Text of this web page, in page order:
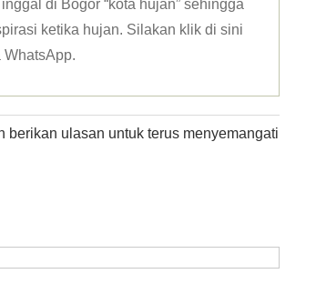
di Bogor “kota hujan” sehingga
ketika hujan. Silakan klik di sini
WhatsApp.
berikan ulasan untuk terus menyemangati